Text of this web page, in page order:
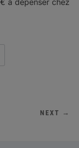
NEXT →